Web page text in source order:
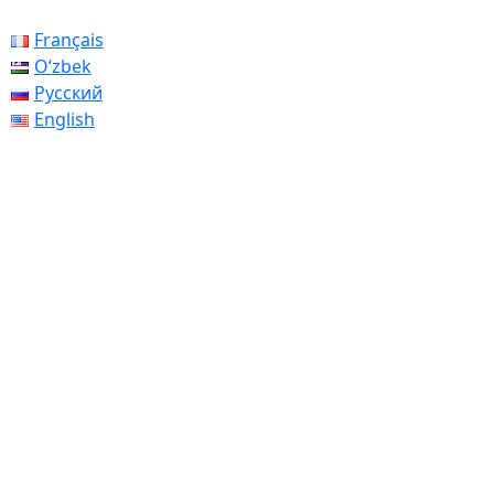
Français
Oʻzbek
Русский
English